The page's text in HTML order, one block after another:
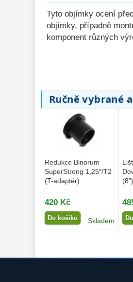
Tyto objímky ocení
objímky, případně
komponent různých
Ručně vybrané
Redukce Binorum
SuperStrong 1,25″/T2
(T-adaptér)
420 Kč
Do košíku Skladem
(8")